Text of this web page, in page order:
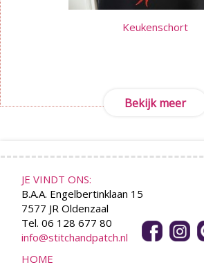
Keukenschort
Bekijk meer
JE VINDT ONS:
B.A.A. Engelbertinklaan 15
7577 JR Oldenzaal
Tel. 06 128 677 80
info@stitchandpatch.nl
HOME